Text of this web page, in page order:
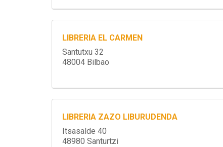
LIBRERIA EL CARMEN
Santutxu 32
48004 Bilbao
LIBRERIA ZAZO LIBURUDENDA
Itsasalde 40
48980 Santurtzi